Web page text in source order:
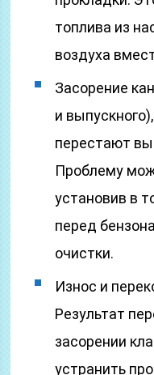
топлива из
воздуха
Засорение
и
перестают
Проблему
установив в
перед
очистки.
Износ и
Результат
засорении
устранить